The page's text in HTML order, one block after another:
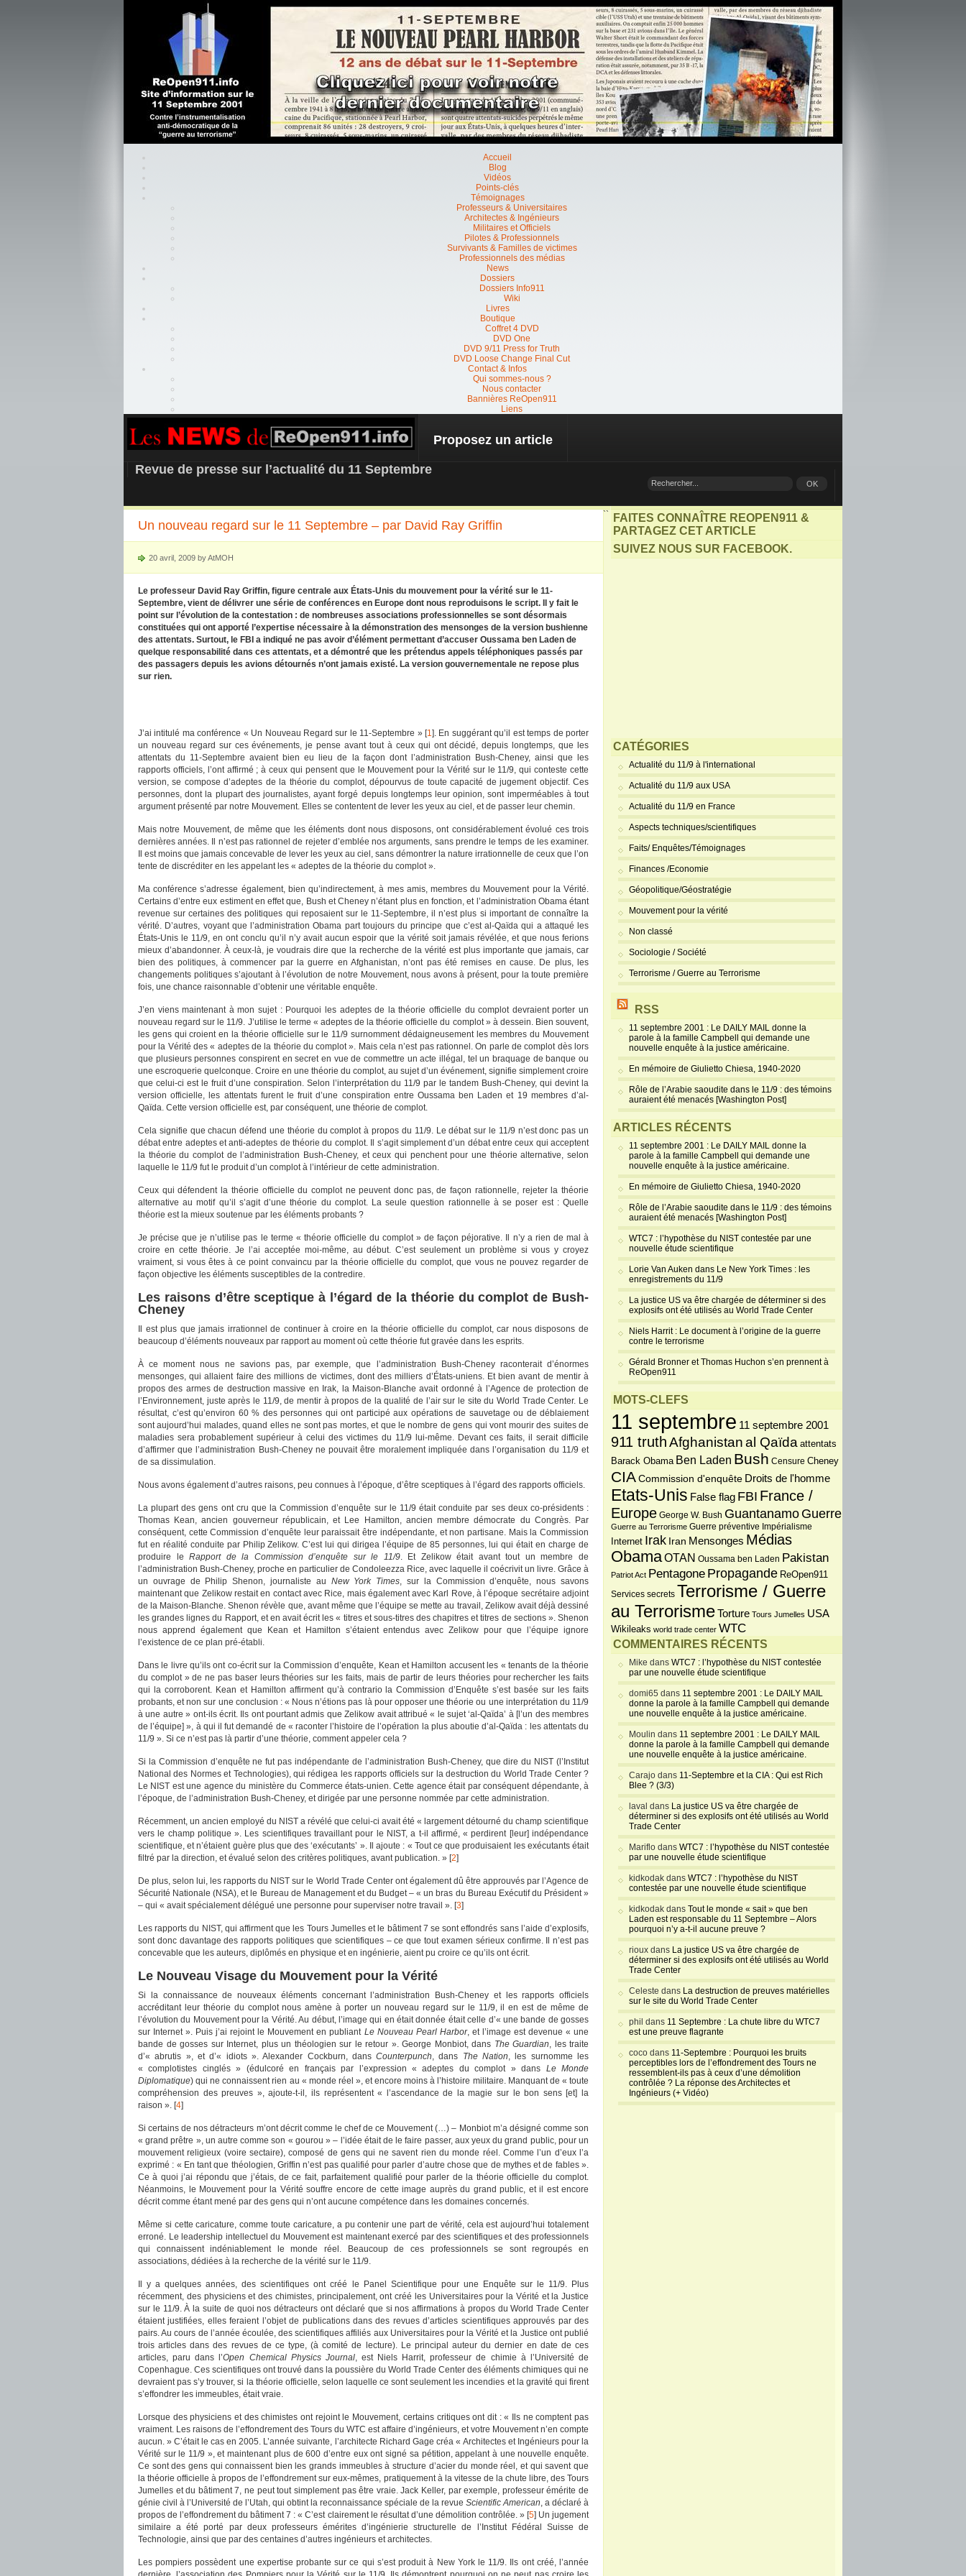
Accueil
Blog
Vidéos
Points-clés
Témoignages
Professeurs & Universitaires
Architectes & Ingénieurs
Militaires et Officiels
Pilotes & Professionnels
Survivants & Familles de victimes
Professionnels des médias
News
Dossiers
Dossiers Info911
Wiki
Livres
Boutique
Coffret 4 DVD
DVD One
DVD 9/11 Press for Truth
DVD Loose Change Final Cut
Contact & Infos
Qui sommes-nous ?
Nous contacter
Bannières ReOpen911
Liens
REOPEN911 – NEWS
Proposez un article
Revue de presse sur l’actualité du 11 Septembre
Un nouveau regard sur le 11 Septembre – par David Ray Griffin
20 avril, 2009 by AtMOH
Le professeur David Ray Griffin, figure centrale aux États-Unis du mouvement pour la vérité sur le 11-
Septembre, vient de délivrer une série de conférences en Europe dont nous reproduisons le script. Il y fait le
point sur l’évolution de la contestation : de nombreuses associations professionnelles se sont désormais
constituées qui ont apporté l’expertise nécessaire à la démonstration des mensonges de la version bushienne
des attentats. Surtout, le FBI a indiqué ne pas avoir d’élément permettant d’accuser Oussama ben Laden de
quelque responsabilité dans ces attentats, et a démontré que les prétendus appels téléphoniques passés par
des passagers depuis les avions détournés n’ont jamais existé. La version gouvernementale ne repose plus
sur rien.
J’ai intitulé ma conférence « Un Nouveau Regard sur le 11-Septembre » [1]. En suggérant qu’il est temps de porter
un nouveau regard sur ces événements, je pense avant tout à ceux qui ont décidé, depuis longtemps, que les
attentats du 11-Septembre avaient bien eu lieu de la façon dont l’administration Bush-Cheney, ainsi que les
rapports officiels, l’ont affirmé ; à ceux qui pensent que le Mouvement pour la Vérité sur le 11/9, qui conteste cette
version, se compose d’adeptes de la théorie du complot, dépourvus de toute capacité de jugement objectif. Ces
personnes, dont la plupart des journalistes, ayant forgé depuis longtemps leur opinion, sont imperméables à tout
argument présenté par notre Mouvement. Elles se contentent de lever les yeux au ciel, et de passer leur chemin.
Mais notre Mouvement, de même que les éléments dont nous disposons, ont considérablement évolué ces trois
dernières années. Il n’est pas rationnel de rejeter d’emblée nos arguments, sans prendre le temps de les examiner.
Il est moins que jamais concevable de lever les yeux au ciel, sans démontrer la nature irrationnelle de ceux que l’on
tente de discréditer en les appelant les « adeptes de la théorie du complot ».
Ma conférence s’adresse également, bien qu’indirectement, à mes amis, membres du Mouvement pour la Vérité.
Certains d’entre eux estiment en effet que, Bush et Cheney n’étant plus en fonction, et l’administration Obama étant
revenue sur certaines des politiques qui reposaient sur le 11-Septembre, il n’est plus si important de connaître la
vérité. D’autres, voyant que l’administration Obama part toujours du principe que c’est al-Qaïda qui a attaqué les
États-Unis le 11/9, en ont conclu qu’il n’y avait aucun espoir que la vérité soit jamais révélée, et que nous ferions
mieux d’abandonner. À ceux-là, je voudrais dire que la recherche de la vérité est plus importante que jamais, car
bien des politiques, à commencer par la guerre en Afghanistan, n’ont pas été remises en cause. De plus, les
changements politiques s’ajoutant à l’évolution de notre Mouvement, nous avons à présent, pour la toute première
fois, une chance raisonnable d’obtenir une véritable enquête.
J’en viens maintenant à mon sujet : Pourquoi les adeptes de la théorie officielle du complot devraient porter un
nouveau regard sur le 11/9. J’utilise le terme « adeptes de la théorie officielle du complot » à dessein. Bien souvent,
les gens qui croient en la théorie officielle sur le 11/9 surnomment dédaigneusement les membres du Mouvement
pour la Vérité des « adeptes de la théorie du complot ». Mais cela n’est pas rationnel. On parle de complot dès lors
que plusieurs personnes conspirent en secret en vue de commettre un acte illégal, tel un braquage de banque ou
une escroquerie quelconque. Croire en une théorie du complot, au sujet d’un événement, signifie simplement croire
que celui-ci est le fruit d’une conspiration. Selon l’interprétation du 11/9 par le tandem Bush-Cheney, qui devint la
version officielle, les attentats furent le fruit d’une conspiration entre Oussama ben Laden et 19 membres d’al-
Qaïda. Cette version officielle est, par conséquent, une théorie de complot.
Cela signifie que chacun défend une théorie du complot à propos du 11/9. Le débat sur le 11/9 n’est donc pas un
débat entre adeptes et anti-adeptes de théorie du complot. Il s’agit simplement d’un débat entre ceux qui acceptent
la théorie du complot de l’administration Bush-Cheney, et ceux qui penchent pour une théorie alternative, selon
laquelle le 11/9 fut le produit d’un complot à l’intérieur de cette administration.
Ceux qui défendent la théorie officielle du complot ne peuvent donc pas, de façon rationnelle, rejeter la théorie
alternative au motif qu’il s’agit d’une théorie du complot. La seule question rationnelle à se poser est : Quelle
théorie est la mieux soutenue par les éléments probants ?
Je précise que je n’utilise pas le terme « théorie officielle du complot » de façon péjorative. Il n’y a rien de mal à
croire en cette théorie. Je l’ai acceptée moi-même, au début. C’est seulement un problème si vous y croyez
vraiment, si vous êtes à ce point convaincu par la théorie officielle du complot, que vous ne pouvez regarder de
façon objective les éléments susceptibles de la contredire.
Les raisons d’être sceptique à l’égard de la théorie du complot de Bush-
Cheney
Il est plus que jamais irrationnel de continuer à croire en la théorie officielle du complot, car nous disposons de
beaucoup d’éléments nouveaux par rapport au moment où cette théorie fut gravée dans les esprits.
À ce moment nous ne savions pas, par exemple, que l’administration Bush-Cheney raconterait d’énormes
mensonges, qui allaient faire des millions de victimes, dont des milliers d’États-uniens. Et bien avant de mentir à
propos des armes de destruction massive en Irak, la Maison-Blanche avait ordonné à l’Agence de protection de
l’Environnement, juste après le 11/9, de mentir à propos de la qualité de l’air sur le site du World Trade Center. Le
résultat, c’est qu’environ 60 % des personnes qui ont participé aux opérations de sauvetage ou de déblaiement
sont aujourd’hui malades, quand elles ne sont pas mortes, et que le nombre de gens qui vont mourir des suites de
maladies sera probablement supérieur à celui des victimes du 11/9 lui-même. Devant ces faits, il serait difficile
d’affirmer que l’administration Bush-Cheney ne pouvait être moralement impliquée dans l’organisation du 11/9 et
de sa dissimulation.
Nous avons également d’autres raisons, peu connues à l’époque, d’être sceptiques à l’égard des rapports officiels.
La plupart des gens ont cru que la Commission d’enquête sur le 11/9 était conduite par ses deux co-présidents :
Thomas Kean, ancien gouverneur républicain, et Lee Hamilton, ancien membre démocrate du Congrès. Par
conséquent, cette Commission d’enquête leur paraissait être indépendante, et non partisane. Mais la Commission
fut en réalité conduite par Philip Zelikow. C’est lui qui dirigea l’équipe de 85 personnes, lui qui était en charge de
produire leRapport de la Commission d’enquête sur le 11/9. Et Zelikow était avant tout un membre de
l’administration Bush-Cheney, proche en particulier de Condoleezza Rice, avec laquelle il coécrivit un livre. Grâce à
un ouvrage de Philip Shenon, journaliste au New York Times, sur la Commission d’enquête, nous savons
maintenant que Zelikow restait en contact avec Rice, mais également avec Karl Rove, à l’époque secrétaire adjoint
de la Maison-Blanche. Shenon révèle que, avant même que l’équipe se mette au travail, Zelikow avait déjà dessiné
les grandes lignes du Rapport, et en avait écrit les « titres et sous-titres des chapitres et titres de sections ». Shenon
nous apprend également que Kean et Hamilton s’étaient entendus avec Zelikow pour que l’équipe ignore
l’existence de ce plan pré-établi.
Dans le livre qu’ils ont co-écrit sur la Commission d’enquête, Kean et Hamilton accusent les « tenants de la théorie
du complot » de ne pas baser leurs théories sur les faits, mais de partir de leurs théories pour rechercher les faits
qui la corroborent. Kean et Hamilton affirment qu’à contrario la Commission d’Enquête s’est basée sur les faits
probants, et non sur une conclusion : « Nous n’étions pas là pour opposer une théorie ou une interprétation du 11/9
à une autre » ont-ils écrit. Ils ont pourtant admis que Zelikow avait attribué « le sujet ‘al-Qaïda’ à [l’un des membres
de l’équipe] », à qui il fut demandé de « raconter l’histoire de l’opération la plus aboutie d’al-Qaïda : les attentats du
11/9 ». Si ce n’est pas là partir d’une théorie, comment appeler cela ?
Si la Commission d’enquête ne fut pas indépendante de l’administration Bush-Cheney, que dire du NIST (l’Institut
National des Normes et Technologies), qui rédigea les rapports officiels sur la destruction du World Trade Center ?
Le NIST est une agence du ministère du Commerce états-unien. Cette agence était par conséquent dépendante, à
l’époque, de l’administration Bush-Cheney, et dirigée par une personne nommée par cette administration.
Récemment, un ancien employé du NIST a révélé que celui-ci avait été « largement détourné du champ scientifique
vers le champ politique ». Les scientifiques travaillant pour le NIST, a t-il affirmé, « perdirent [leur] indépendance
scientifique, et n’étaient guère plus que des ‘exécutants’ ». Il ajoute : « Tout ce que produisaient les exécutants était
filtré par la direction, et évalué selon des critères politiques, avant publication. » [2]
De plus, selon lui, les rapports du NIST sur le World Trade Center ont également dû être approuvés par l’Agence de
Sécurité Nationale (NSA), et le Bureau de Management et du Budget – « un bras du Bureau Exécutif du Président »
– qui « avait spécialement délégué une personne pour superviser notre travail ». [3]
Les rapports du NIST, qui affirment que les Tours Jumelles et le bâtiment 7 se sont effondrés sans l’aide d’explosifs,
sont donc davantage des rapports politiques que scientifiques – ce que tout examen sérieux confirme. Il n’est pas
concevable que les auteurs, diplômés en physique et en ingénierie, aient pu croire ce qu’ils ont écrit.
Le Nouveau Visage du Mouvement pour la Vérité
Si la connaissance de nouveaux éléments concernant l’administration Bush-Cheney et les rapports officiels
accréditant leur théorie du complot nous amène à porter un nouveau regard sur le 11/9, il en est de même de
l’évolution du Mouvement pour la Vérité. Au début, l’image qui en était donnée était celle d’« une bande de gosses
sur Internet ». Puis j’ai rejoint le Mouvement en publiant Le Nouveau Pearl Harbor, et l’image est devenue « une
bande de gosses sur Internet, plus un théologien sur le retour ». George Monbiot, dans The Guardian, les traite
d’« abrutis », et d’« idiots ». Alexander Cockburn, dansCounterpunch, dans The Nation, les surnomme les
« complotistes cinglés » (édulcoré en français par l’expression « adeptes du complot » dans Le Monde
Diplomatique) qui ne connaissent rien au « monde réel », et encore moins à l’histoire militaire. Manquant de « toute
compréhension des preuves », ajoute-t-il, ils représentent « l’ascendance de la magie sur le bon sens [et] la
raison ». [4]
Si certains de nos détracteurs m’ont décrit comme le chef de ce Mouvement (…) – Monbiot m’a désigné comme son
« grand prêtre », un autre comme son « gourou » – l’idée était de le faire passer, aux yeux du grand public, pour un
mouvement religieux (voire sectaire), composé de gens qui ne savent rien du monde réel. Comme l’un d’eux l’a
exprimé : « En tant que théologien, Griffin n’est pas qualifié pour parler d’autre chose que de mythes et de fables ».
Ce à quoi j’ai répondu que j’étais, de ce fait, parfaitement qualifié pour parler de la théorie officielle du complot.
Néanmoins, le Mouvement pour la Vérité souffre encore de cette image auprès du grand public, et il est encore
décrit comme étant mené par des gens qui n’ont aucune compétence dans les domaines concernés.
Même si cette caricature, comme toute caricature, a pu contenir une part de vérité, cela est aujourd’hui totalement
erroné. Le leadership intellectuel du Mouvement est maintenant exercé par des scientifiques et des professionnels
qui connaissent indéniablement le monde réel. Beaucoup de ces professionnels se sont regroupés en
associations, dédiées à la recherche de la vérité sur le 11/9.
Il y a quelques années, des scientifiques ont créé le Panel Scientifique pour une Enquête sur le 11/9. Plus
récemment, des physiciens et des chimistes, principalement, ont créé les Universitaires pour la Vérité et la Justice
sur le 11/9. À la suite de quoi nos détracteurs ont déclaré que si nos affirmations à propos du World Trade Center
étaient justifiées, elles feraient l’objet de publications dans des revues d’articles scientifiques approuvés par des
pairs. Au cours de l’année écoulée, des scientifiques affiliés aux Universitaires pour la Vérité et la Justice ont publié
trois articles dans des revues de ce type, (à comité de lecture). Le principal auteur du dernier en date de ces
articles, paru dans l’Open Chemical Physics Journal, est Niels Harrit, professeur de chimie à l’Université de
Copenhague. Ces scientifiques ont trouvé dans la poussière du World Trade Center des éléments chimiques qui ne
devraient pas s’y trouver, si la théorie officielle, selon laquelle ce sont seulement les incendies et la gravité qui firent
s’effondrer les immeubles, était vraie.
Lorsque des physiciens et des chimistes ont rejoint le Mouvement, certains critiques ont dit : « Ils ne comptent pas
vraiment. Les raisons de l’effondrement des Tours du WTC est affaire d’ingénieurs, et votre Mouvement n’en compte
aucun. » C’était le cas en 2005. L’année suivante, l’architecte Richard Gage créa « Architectes et Ingénieurs pour la
Vérité sur le 11/9 », et maintenant plus de 600 d’entre eux ont signé sa pétition, appelant à une nouvelle enquête.
Ce sont des gens qui connaissent bien les grands immeubles à structure d’acier du monde réel, et qui savent que
la théorie officielle à propos de l’effondrement sur eux-mêmes, pratiquement à la vitesse de la chute libre, des Tours
Jumelles et du bâtiment 7, ne peut tout simplement pas être vraie. Jack Keller, par exemple, professeur émérite de
génie civil à l’Université de l’Utah, qui obtint la reconnaissance spéciale de la revue Scientific American, a déclaré à
propos de l’effondrement du bâtiment 7 : « C’est clairement le résultat d’une démolition contrôlée. » [5] Un jugement
similaire a été porté par deux professeurs émérites d’ingénierie structurelle de l’Institut Fédéral Suisse de
Technologie, ainsi que par des centaines d’autres ingénieurs et architectes.
Les pompiers possèdent une expertise probante sur ce qui s’est produit à New York le 11/9. Ils ont créé, l’année
``
FAITES CONNAÎTRE REOPEN911 &
PARTAGEZ CET ARTICLE
SUIVEZ NOUS SUR FACEBOOK.
CATÉGORIES
Actualité du 11/9 à l'international
Actualité du 11/9 aux USA
Actualité du 11/9 en France
Aspects techniques/scientifiques
Faits/ Enquêtes/Témoignages
Finances /Economie
Géopolitique/Géostratégie
Mouvement pour la vérité
Non classé
Sociologie / Société
Terrorisme / Guerre au Terrorisme
RSS
11 septembre 2001 : Le DAILY MAIL donne la
parole à la famille Campbell qui demande une
nouvelle enquête à la justice américaine.
En mémoire de Giulietto Chiesa, 1940-2020
Rôle de l’Arabie saoudite dans le 11/9 : des témoins
auraient été menacés [Washington Post]
ARTICLES RÉCENTS
11 septembre 2001 : Le DAILY MAIL donne la
parole à la famille Campbell qui demande une
nouvelle enquête à la justice américaine.
En mémoire de Giulietto Chiesa, 1940-2020
Rôle de l’Arabie saoudite dans le 11/9 : des témoins
auraient été menacés [Washington Post]
WTC7 : l’hypothèse du NIST contestée par une
nouvelle étude scientifique
Lorie Van Auken dans Le New York Times : les
enregistrements du 11/9
La justice US va être chargée de déterminer si des
explosifs ont été utilisés au World Trade Center
Niels Harrit : Le document à l’origine de la guerre
contre le terrorisme
Gérald Bronner et Thomas Huchon s’en prennent à
ReOpen911
MOTS-CLEFS
11 septembre 11 septembre 2001
911 truthAfghanistanal Qaïda attentats
Barack Obama Ben Laden Bush Censure Cheney
CIA Commission d'enquête Droits de l'homme
Etats-Unis False flag FBI France /
Europe George W. Bush Guantanamo Guerre
Guerre au Terrorisme Guerre préventive Impérialisme
Internet Irak Iran Mensonges Médias
ObamaOTAN Oussama ben Laden Pakistan
Patriot Act Pentagone Propagande ReOpen911
Services secrets Terrorisme / Guerre
au TerrorismeTorture Tours Jumelles USA
Wikileaks world trade center WTC
COMMENTAIRES RÉCENTS
Mike dans WTC7 : l’hypothèse du NIST contestée
par une nouvelle étude scientifique
domi65 dans 11 septembre 2001 : Le DAILY MAIL
donne la parole à la famille Campbell qui demande
une nouvelle enquête à la justice américaine.
Moulin dans 11 septembre 2001 : Le DAILY MAIL
donne la parole à la famille Campbell qui demande
une nouvelle enquête à la justice américaine.
Carajo dans 11-Septembre et la CIA : Qui est Rich
Blee ? (3/3)
laval dans La justice US va être chargée de
déterminer si des explosifs ont été utilisés au World
Trade Center
Mariflo dans WTC7 : l’hypothèse du NIST contestée
par une nouvelle étude scientifique
kidkodak dans WTC7 : l’hypothèse du NIST
contestée par une nouvelle étude scientifique
kidkodak dans Tout le monde « sait » que ben
Laden est responsable du 11 Septembre – Alors
pourquoi n’y a-t-il aucune preuve ?
rioux dans La justice US va être chargée de
déterminer si des explosifs ont été utilisés au World
Trade Center
Celeste dans La destruction de preuves matérielles
sur le site du World Trade Center
phil dans 11 Septembre : La chute libre du WTC7
est une preuve flagrante
coco dans 11-Septembre : Pourquoi les bruits
perceptibles lors de l’effondrement des Tours ne
ressemblent-ils pas à ceux d’une démolition
contrôlée ? La réponse des Architectes et
Ingénieurs (+ Vidéo)